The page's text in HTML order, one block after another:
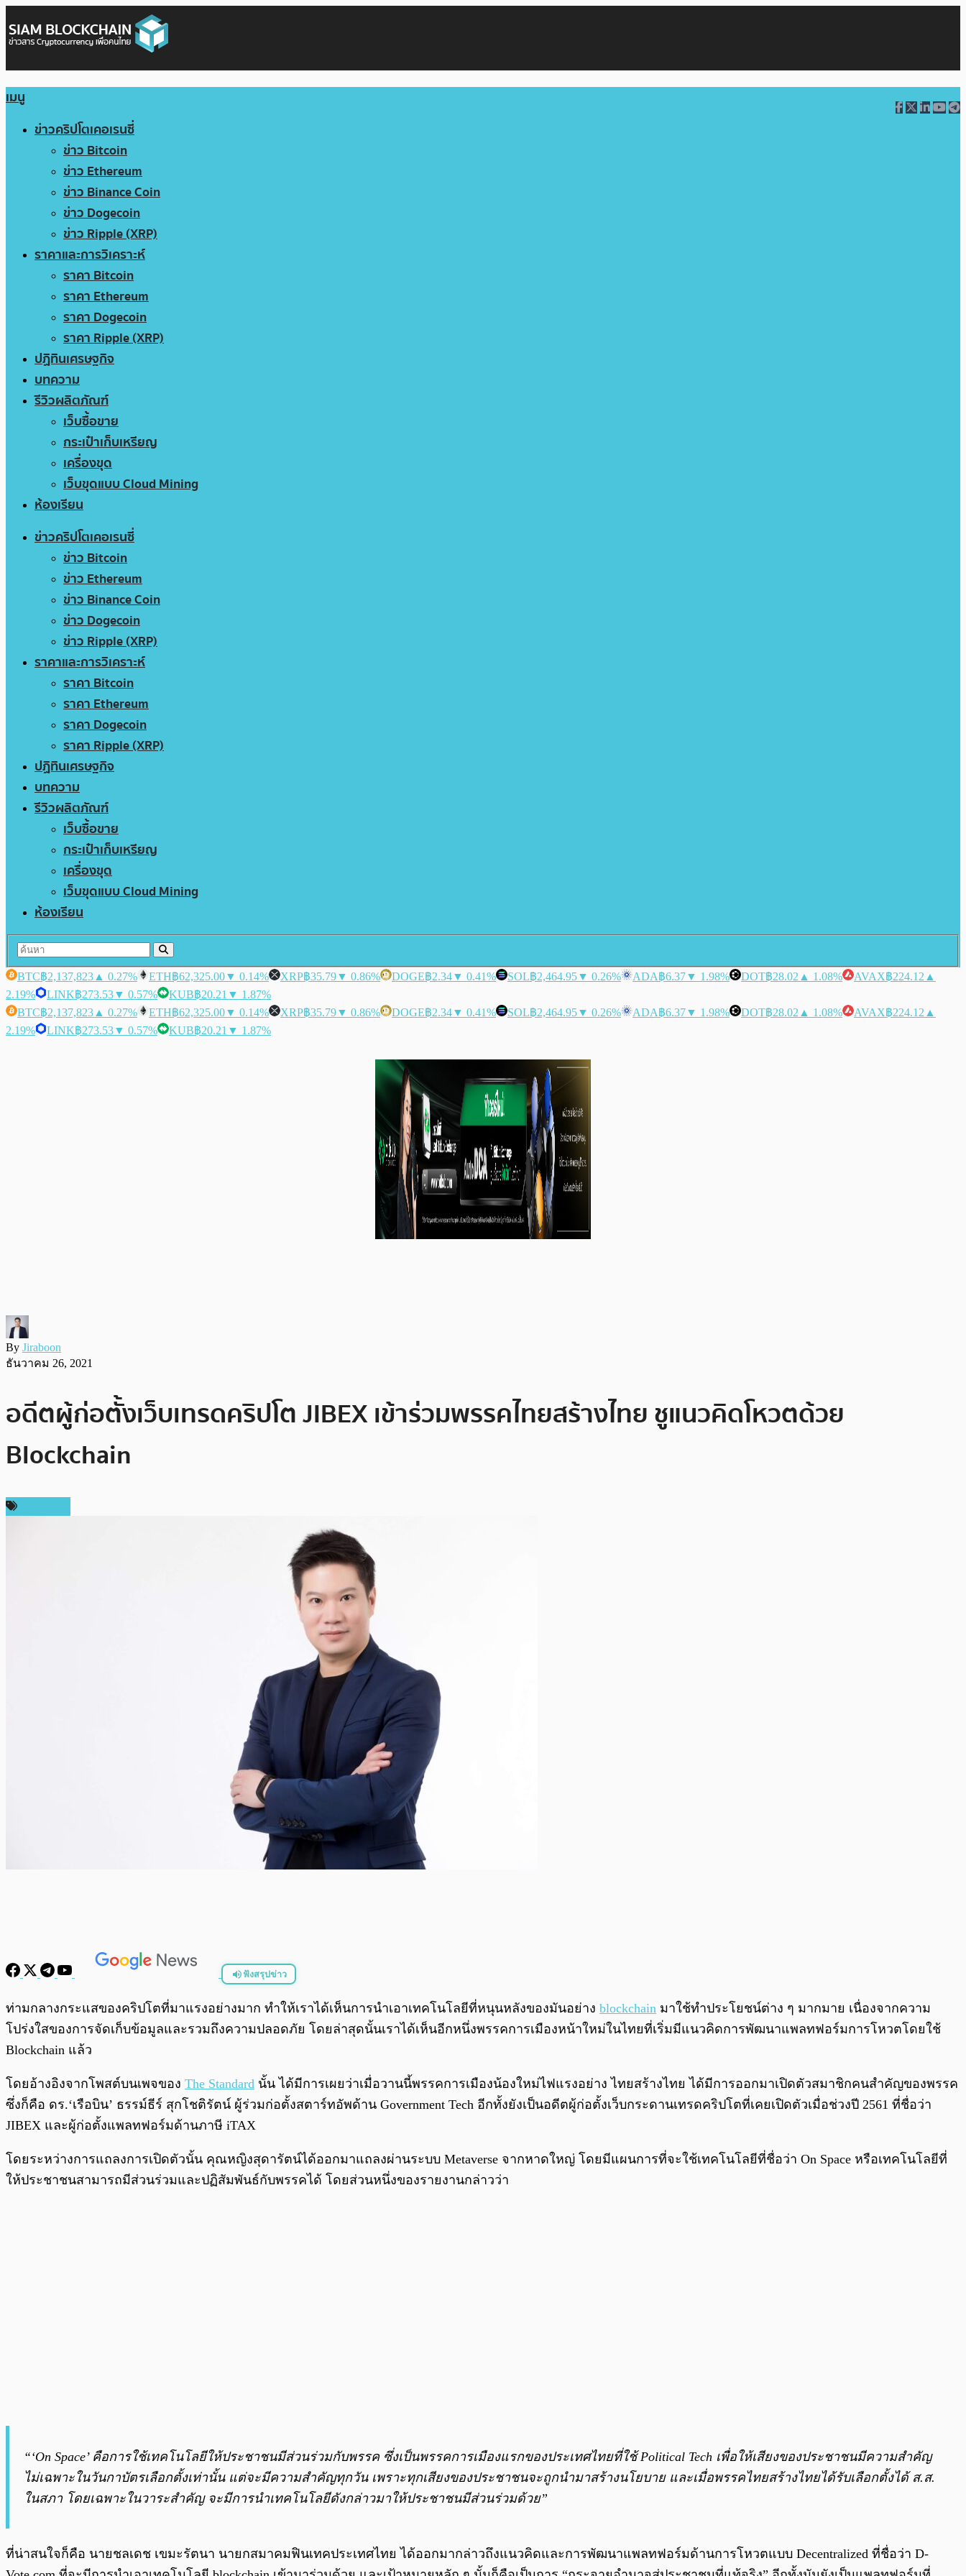
เมนู
ข่าวคริปโตเคอเรนซี่
ข่าว Bitcoin
ข่าว Ethereum
ข่าว Binance Coin
ข่าว Dogecoin
ข่าว Ripple (XRP)
ราคาและการวิเคราะห์
ราคา Bitcoin
ราคา Ethereum
ราคา Dogecoin
ราคา Ripple (XRP)
ปฏิทินเศรษฐกิจ
บทความ
รีวิวผลิตภัณฑ์
เว็บซื้อขาย
กระเป๋าเก็บเหรียญ
เครื่องขุด
เว็บขุดแบบ Cloud Mining
ห้องเรียน
ข่าวคริปโตเคอเรนซี่
ข่าว Bitcoin
ข่าว Ethereum
ข่าว Binance Coin
ข่าว Dogecoin
ข่าว Ripple (XRP)
ราคาและการวิเคราะห์
ราคา Bitcoin
ราคา Ethereum
ราคา Dogecoin
ราคา Ripple (XRP)
ปฏิทินเศรษฐกิจ
บทความ
รีวิวผลิตภัณฑ์
เว็บซื้อขาย
กระเป๋าเก็บเหรียญ
เครื่องขุด
เว็บขุดแบบ Cloud Mining
ห้องเรียน
BTC฿2,137,823 ▲ 0.27% ETH฿62,325.00▼ 0.14% XRP฿35.79▼ 0.86% DOGE฿2.34▼ 0.41% SOL฿2,464.95▼ 0.26% ADA฿6.37▼ 1.98% DOT฿28.02 ▲ 1.08% AVAX฿224.12 ▲
2.19%
LINK฿273.53▼ 0.57% KUB฿20.21 ▼ 1.87%
BTC฿2,137,823 ▲ 0.27% ETH฿62,325.00▼ 0.14% XRP฿35.79▼ 0.86% DOGE฿2.34▼ 0.41% SOL฿2,464.95▼ 0.26% ADA฿6.37▼ 1.98% DOT฿28.02 ▲ 1.08% AVAX฿224.12 ▲
2.19%
LINK฿273.53▼ 0.57% KUB฿20.21 ▼ 1.87%
By Jiraboon
ธันวาคม 26, 2021
อดีตผู้ก่อตั้งเว็บเทรดคริปโต JIBEX เข้าร่วมพรรคไทยสร้างไทย ชูแนวคิดโหวตด้วย
Blockchain
ฟังสรุปข่าว
ท่ามกลางกระแสของคริปโตที่มาแรงอย่างมาก ทำให้เราได้เห็นการนำเอาเทคโนโลยีที่หนุนหลังของมันอย่าง blockchain มาใช้ทำประโยชน์ต่าง ๆ มากมาย เนื่องจากความ
โปร่งใสของการจัดเก็บข้อมูลและรวมถึงความปลอดภัย โดยล่าสุดนั้นเราได้เห็นอีกหนึ่งพรรคการเมืองหน้าใหม่ในไทยที่เริ่มมีแนวคิดการพัฒนาแพลทฟอร์มการโหวตโดยใช้
Blockchain แล้ว
โดยอ้างอิงจากโพสต์บนเพจของ The Standard นั้น ได้มีการเผยว่าเมื่อวานนี้พรรคการเมืองน้องใหม่ไฟแรงอย่าง ไทยสร้างไทย ได้มีการออกมาเปิดตัวสมาชิกคนสำคัญของพรรค
ซึ่งก็คือ ดร.‘เรือบิน’ ธรรม์ธีร์ สุกโชติรัตน์ ผู้ร่วมก่อตั้งสตาร์ทอัพด้าน Government Tech อีกทั้งยังเป็นอดีตผู้ก่อตั้งเว็บกระดานเทรดคริปโตที่เคยเปิดตัวเมื่อช่วงปี 2561 ที่ชื่อว่า
JIBEX และผู้ก่อตั้งแพลทฟอร์มด้านภาษี iTAX
โดยระหว่างการแถลงการเปิดตัวนั้น คุณหญิงสุดารัตน์ได้ออกมาแถลงผ่านระบบ Metaverse จากหาดใหญ่ โดยมีแผนการที่จะใช้เทคโนโลยีที่ชื่อว่า On Space หรือเทคโนโลยีที่
ให้ประชาชนสามารถมีส่วนร่วมและปฏิสัมพันธ์กับพรรคได้ โดยส่วนหนึ่งของรายงานกล่าวว่า
“‘On Space’ คือการใช้เทคโนโลยีให้ประชาชนมีส่วนร่วมกับพรรค ซึ่งเป็นพรรคการเมืองแรกของประเทศไทยที่ใช้ Political Tech เพื่อให้เสียงของประชาชนมีความสำคัญ
ไม่เฉพาะในวันกาบัตรเลือกตั้งเท่านั้น แต่จะมีความสำคัญทุกวัน เพราะทุกเสียงของประชาชนจะถูกนำมาสร้างนโยบาย และเมื่อพรรคไทยสร้างไทยได้รับเลือกตั้งได้ ส.ส.
ในสภา โดยเฉพาะในวาระสำคัญ จะมีการนำเทคโนโลยีดังกล่าวมาให้ประชาชนมีส่วนร่วมด้วย”
ที่น่าสนใจก็คือ นายชลเดช เขมะรัตนา นายกสมาคมฟินเทคประเทศไทย ได้ออกมากล่าวถึงแนวคิดและการพัฒนาแพลทฟอร์มด้านการโหวตแบบ Decentralized ที่ชื่อว่า D-